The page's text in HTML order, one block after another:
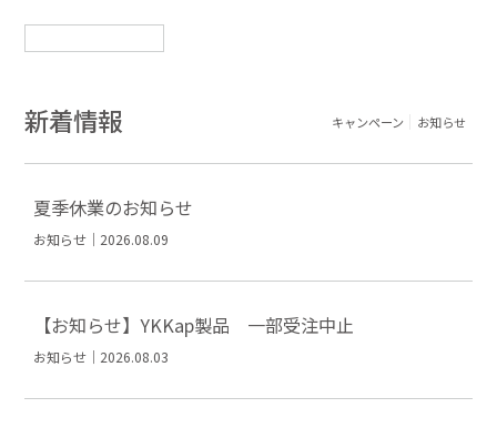
新着情報 キャンペーン お知らせ
夏季休業のお知らせ
お知らせ｜2026.08.09
【お知らせ】YKKap製品 一部受注中止
お知らせ｜2026.08.03